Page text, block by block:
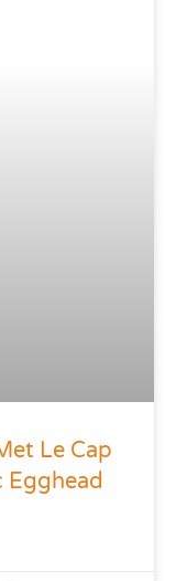
Le Cap
Egghead